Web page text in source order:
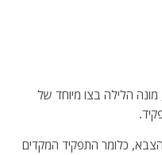
הלילה בצו מיוחד של
הצבא, כלומר התפקיד המקדים